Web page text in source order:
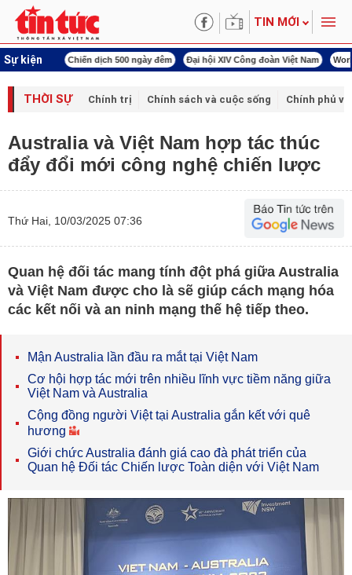
TIN MỚI
Sự kiện
mạng Chiến dịch 500 ngày đêm Đại hội XIV Công đoàn Việt Nam
THỜI SỰ Chính trị Chính sách và cuộc sống Chính phủ
Australia và Việt Nam hợp tác thúc
đẩy đổi mới công nghệ chiến lược
Thứ Hai, 10/03/2025 07:36
Quan hệ đối tác mang tính đột phá giữa Australia
và Việt Nam được cho là sẽ giúp cách mạng hóa
các kết nối và an ninh mạng thế hệ tiếp theo.
Mận Australia lần đầu ra mắt tại Việt Nam
Cơ hội hợp tác mới trên nhiều lĩnh vực tiềm năng giữa
Việt Nam và Australia
Cộng đồng người Việt tại Australia gắn kết với quê
hương
Giới chức Australia đánh giá cao đà phát triển của
Quan hệ Đối tác Chiến lược Toàn diện với Việt Nam